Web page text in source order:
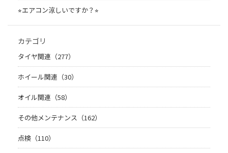
⭐︎エアコン涼しいですか？⭐︎
カテゴリ
タイヤ関連（277）
ホイール関連（30）
オイル関連（58）
その他メンテナンス（162）
点検（110）